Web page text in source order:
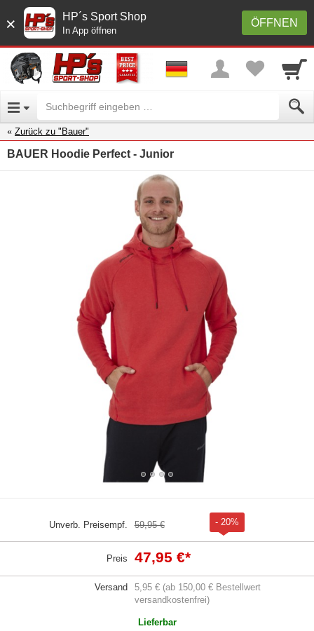
× ÖFFNEN
HP´s Sport Shop
In App öffnen
Zurück zu "Bauer"
BAUER Hoodie Perfect - Junior
Unverb. Preisempf. 59,95 € - 20%
Preis 47,95 €*
Versand
5,95 € (ab 150,00 € Bestellwert
versandkostenfrei)
Lieferbar